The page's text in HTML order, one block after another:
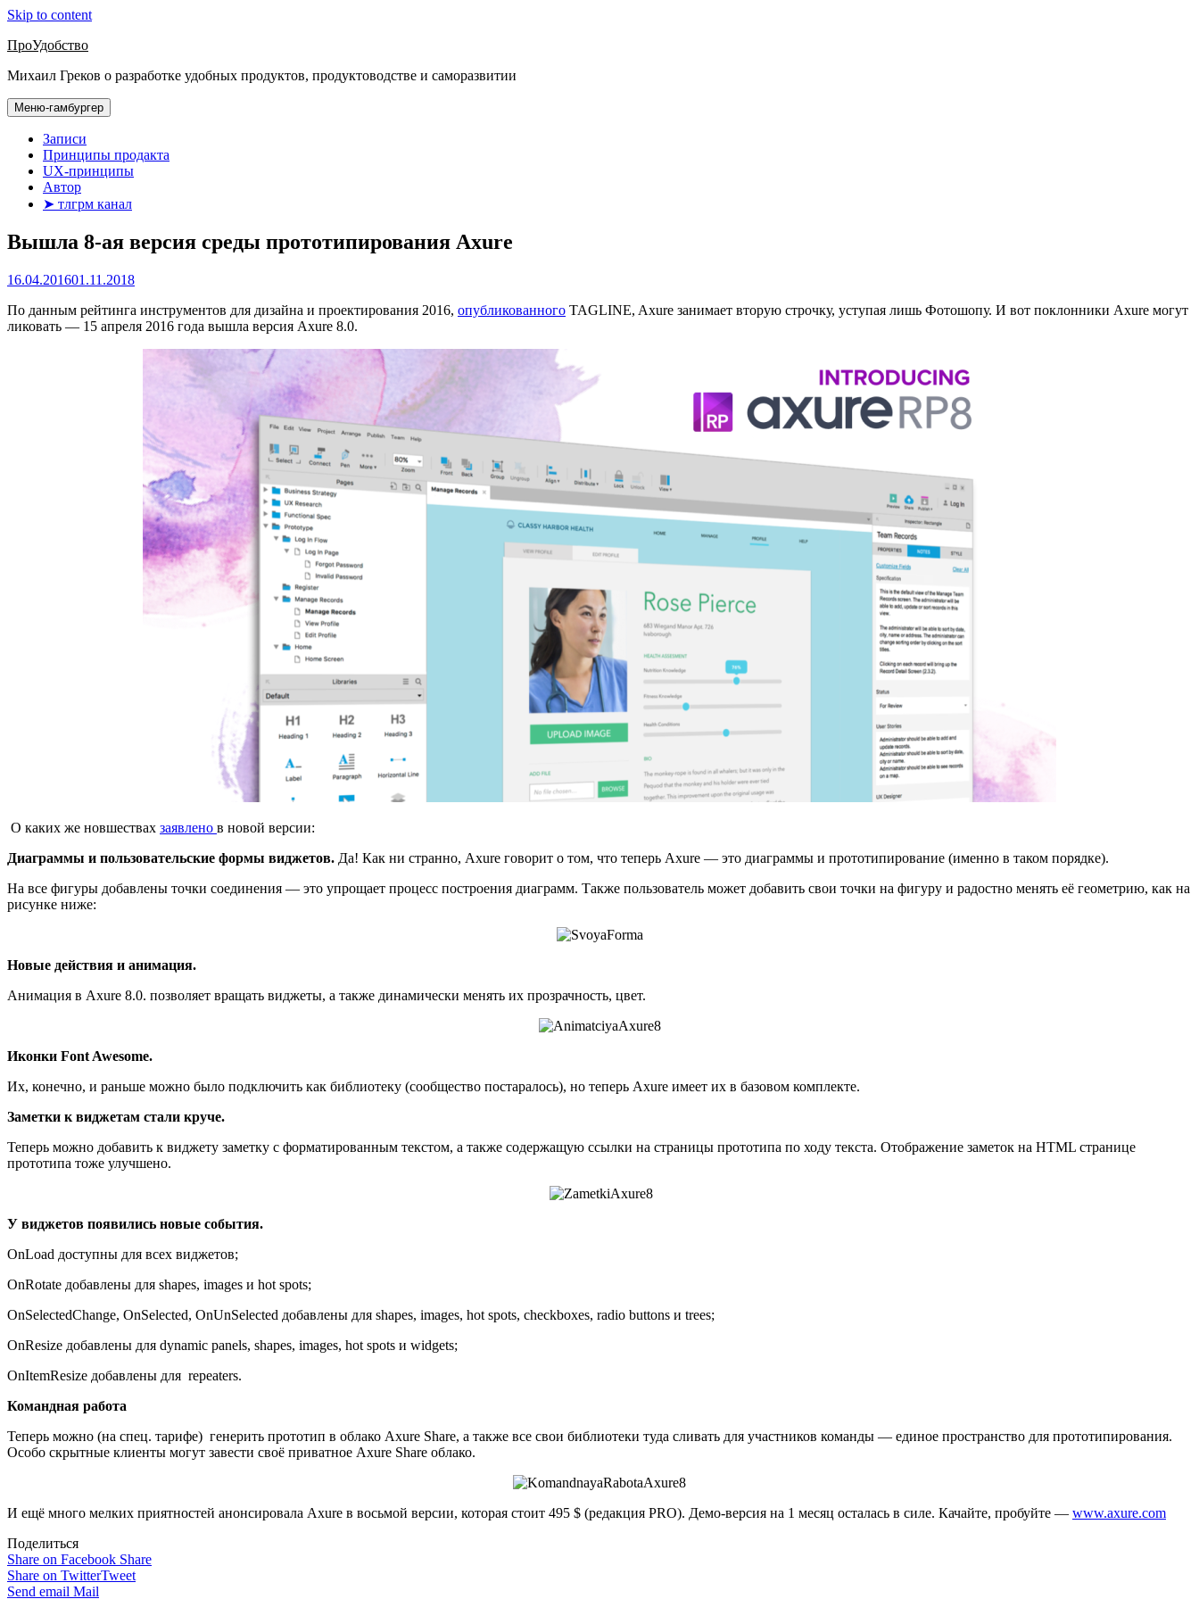
Skip to content
ПроУдобство
Михаил Греков о разработке удобных продуктов, продуктоводстве и саморазвитии
Меню-гамбургер
Записи
Принципы продакта
UX-принципы
Автор
➤ тлгрм канал
Вышла 8-ая версия среды прототипирования Axure
16.04.201601.11.2018
По данным рейтинга инструментов для дизайна и проектирования 2016, опубликованного TAGLINE, Axure занимает вторую строчку, уступая лишь Фотошопу. И вот поклонники Axure могут
ликовать — 15 апреля 2016 года вышла версия Axure 8.0.
О каких же новшествах заявлено в новой версии:
Диаграммы и пользовательские формы виджетов. Да! Как ни странно, Axure говорит о том, что теперь Axure — это диаграммы и прототипирование (именно в таком порядке).
На все фигуры добавлены точки соединения — это упрощает процесс построения диаграмм. Также пользователь может добавить свои точки на фигуру и радостно менять её геометрию, как на
рисунке ниже:
Новые действия и анимация.
Анимация в Axure 8.0. позволяет вращать виджеты, а также динамически менять их прозрачность, цвет.
Иконки Font Awesome.
Их, конечно, и раньше можно было подключить как библиотеку (сообщество постаралось), но теперь Axure имеет их в базовом комплекте.
Заметки к виджетам стали круче.
Теперь можно добавить к виджету заметку с форматированным текстом, а также содержащую ссылки на страницы прототипа по ходу текста. Отображение заметок на HTML странице
прототипа тоже улучшено.
У виджетов появились новые события.
OnLoad доступны для всех виджетов;
OnRotate добавлены для shapes, images и hot spots;
OnSelectedChange, OnSelected, OnUnSelected добавлены для shapes, images, hot spots, checkboxes, radio buttons и trees;
OnResize добавлены для dynamic panels, shapes, images, hot spots и widgets;
OnItemResize добавлены для repeaters.
Командная работа
Теперь можно (на спец. тарифе) генерить прототип в облако Axure Share, а также все свои библиотеки туда сливать для участников команды — единое пространство для прототипирования.
Особо скрытные клиенты могут завести своё приватное Axure Share облако.
И ещё много мелких приятностей анонсировала Axure в восьмой версии, которая стоит 495 $ (редакция PRO). Демо-версия на 1 месяц осталась в силе. Качайте, пробуйте — www.axure.com
Поделиться
Share on Facebook Share
Share on TwitterTweet
Send email Mail